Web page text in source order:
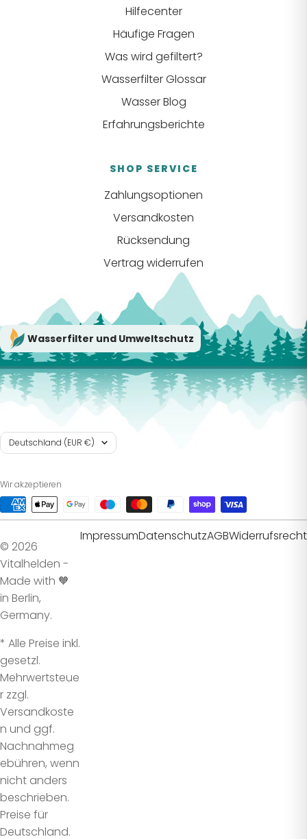
Hilfecenter
Häufige Fragen
Was wird gefiltert?
Wasserfilter Glossar
Wasser Blog
Erfahrungsberichte
SHOP SERVICE
Zahlungsoptionen
Versandkosten
Rücksendung
Vertrag widerrufen
Wasserfilter und Umweltschutz
Land/Region
Deutschland (EUR €)
Wir akzeptieren
© 2026
Vitalhelden -
Made with 🧡
in Berlin,
Germany.
* Alle Preise inkl.
gesetzl.
Mehrwertsteue
r zzgl.
Versandkoste
n und ggf.
Nachnahmeg
ebühren, wenn
nicht anders
beschrieben.
Preise für
Deutschland.
ImpressumDatenschutzAGBWiderrufsrecht